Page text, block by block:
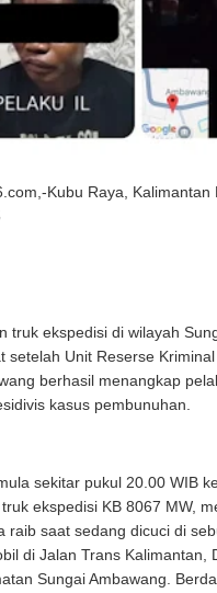
Kubu Raya,
truk ekspedisi di wilayah
setelah Unit Reserse
berhasil menangkap
kasus pembunuhan.
sekitar pukul 20.00 WIB
ekspedisi KB 8067 MW,
raib saat sedang dicuci di
di Jalan Trans Kalimantan,
Sungai Ambawang.